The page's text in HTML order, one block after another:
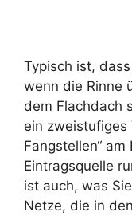
Typisch ist,
wenn die Rinne
dem Flachdach
ein zweistufiges
Fangstellen“
Eintragsquelle
ist auch, was
Netze, die in